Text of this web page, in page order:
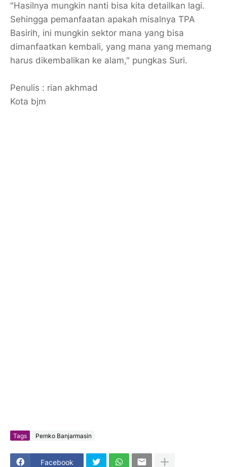
"Hasilnya mungkin nanti bisa kita detailkan lagi.
Sehingga pemanfaatan apakah misalnya TPA
Basirih, ini mungkin sektor mana yang bisa
dimanfaatkan kembali, yang mana yang memang
harus dikembalikan ke alam," pungkas Suri.
Penulis : rian akhmad
Kota bjm
Tags Pemko Banjarmasin
Facebook